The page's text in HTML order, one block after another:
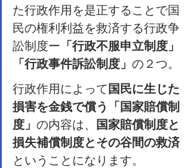
た行政作用を是正することで国
民の権利利益を救済する行政争
訟制度ー 「行政不服申立制度」
「行政事件訴訟制度」 の２つ。
行政作用によって 国民に生じた
損害を金銭で償う「国家賠償制
度」 の内容は、
国家賠償制度と
損失補償制度とその谷間の救済
ということになります。